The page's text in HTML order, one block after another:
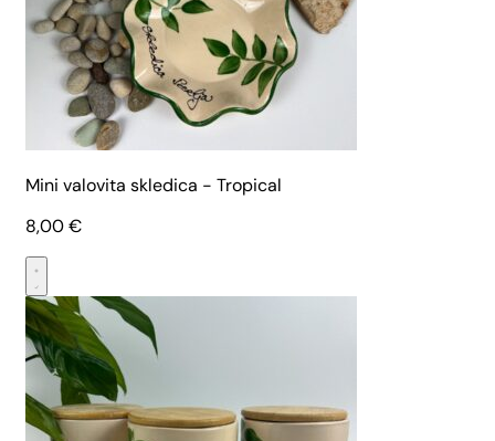
Mini valovita skledica - Tropical
8,00€